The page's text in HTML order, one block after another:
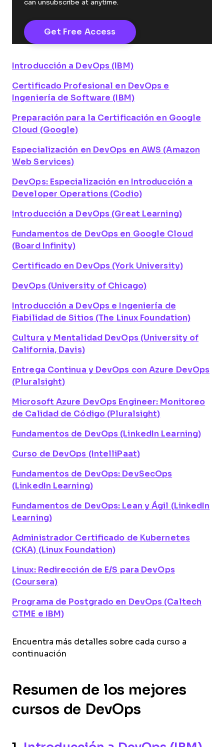
can unsubscribe at anytime.
Introducción a DevOps (IBM)
Certificado Profesional en DevOps e
Ingeniería de Software (IBM)
Preparación para la Certificación en Google
Cloud (Google)
Especialización en DevOps en AWS (Amazon
Web Services)
DevOps: Especialización en Introducción a
Developer Operations (Codio)
Introducción a DevOps (Great Learning)
Fundamentos de DevOps en Google Cloud
(Board Infinity)
Certificado en DevOps (York University)
DevOps (University of Chicago)
Introducción a DevOps e Ingeniería de
Fiabilidad de Sitios (The Linux Foundation)
Cultura y Mentalidad DevOps (University of
California, Davis)
Entrega Continua y DevOps con Azure DevOps
(Pluralsight)
Microsoft Azure DevOps Engineer: Monitoreo
de Calidad de Código (Pluralsight)
Fundamentos de DevOps (LinkedIn Learning)
Curso de DevOps (IntelliPaat)
Fundamentos de DevOps: DevSecOps
(LinkedIn Learning)
Fundamentos de DevOps: Lean y Ágil (LinkedIn
Learning)
Administrador Certificado de Kubernetes
(CKA) (Linux Foundation)
Linux: Redirección de E/S para DevOps
(Coursera)
Programa de Postgrado en DevOps (Caltech
CTME e IBM)
Encuentra más detalles sobre cada curso a
continuación
Resumen de los mejores
cursos de DevOps